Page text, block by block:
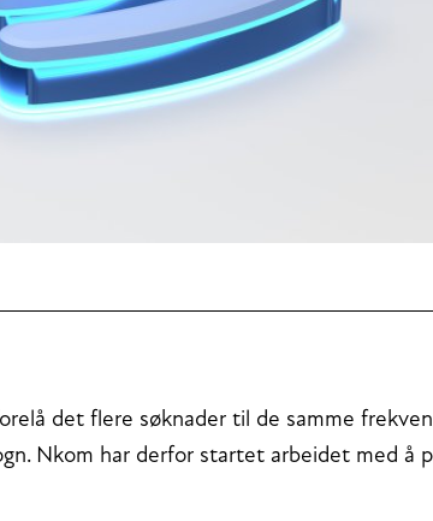
det flere søknader til de samme
Nkom har derfor startet arbeidet med å